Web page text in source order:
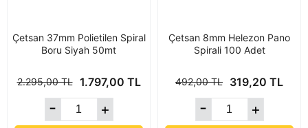
Çetsan 37mm Polietilen Spiral
Boru Siyah 50mt
1.797,00 TL
2.295,00 TL
Çetsan 8mm Helezon Pano
Spirali 100 Adet
319,20 TL
492,00 TL